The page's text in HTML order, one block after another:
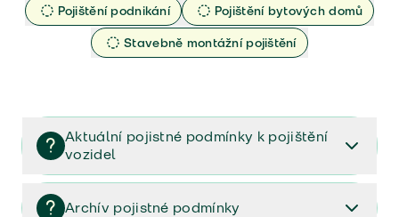
Pojištění podnikání
Pojištění bytových domů
Stavebně montážní pojištění
Aktuální pojistné podmínky k pojištění
vozidel
Pojištění vozidel/Pojistné podmínky a vše důležité ke
smlouvě (PDF)
Archív pojistné podmínky